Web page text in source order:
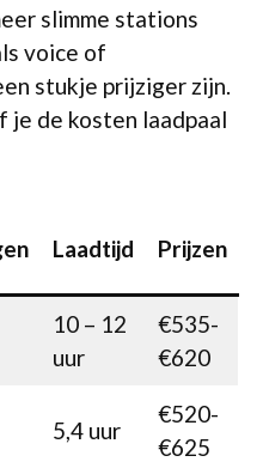
slimme stations
voice of
stukje prijziger zijn.
je de kosten laadpaal
Laadtijd Prijzen
10 – 12
uur
€535-
€620
5,4 uur
€520-
€625